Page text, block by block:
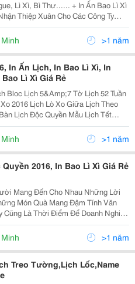
Bì Thư...... + In Ấn Bao Lì Xì
Vui
>1 năm
In Ấn Lịch, In Bao Lì Xì, In
Lì Xì Giá Rẻ
Bloc Lịch 5&Amp;7 Tờ Lịch 52 Tuần
2016 Lịch Lò Xo Giữa Lịch Theo
Lịch Độc Quyền Mẫu Lịch Tết
Mẫu Có Sẵn Sổ Tay Độc Quyền
Tản Mạn Tết Thiệp &Ndash; Bao Lì Xì Tết Bao L >1 năm
2016, In Bao Lì Xì Giá Rẻ
Mang Đến Cho Nhau Những Lời
Món Quà Mang Đậm Tính Văn
Và Thương Hiệu Của Mình Việc
Để Làm Quà Tặng Không Những>1 năm
Treo Tường,Lịch Lốc,Name